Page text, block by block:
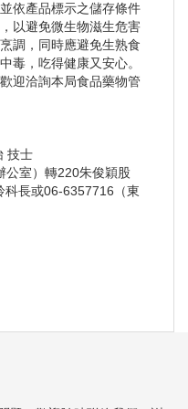
依產品標示之儲存條件
以避免微生物滋生危害
調，同時應避免生熟食
毒，吃得健康又安心。
迎洽詢本局食品藥物管
技士
公室）轉220朱俊穎股
科長或06-6357716（東